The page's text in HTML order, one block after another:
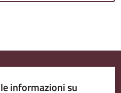
informazioni su